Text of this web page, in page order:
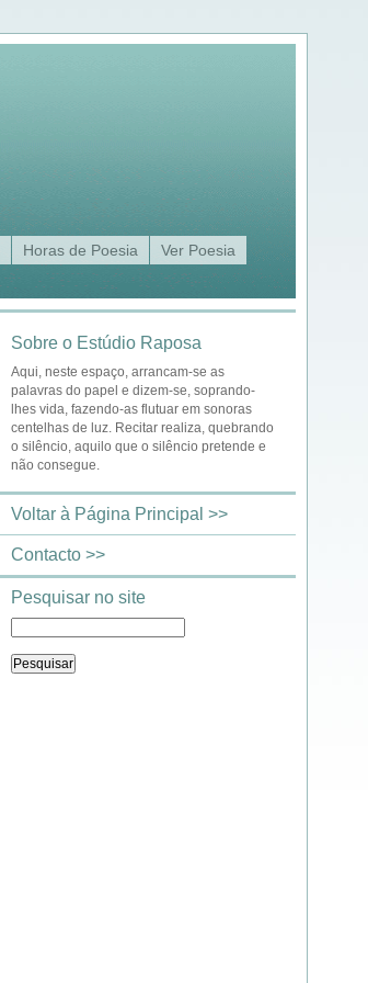
Horas de Poesia Ver Poesia
Sobre o Estúdio Raposa
Aqui, neste espaço, arrancam-se as
palavras do papel e dizem-se, soprando-
lhes vida, fazendo-as flutuar em sonoras
centelhas de luz. Recitar realiza, quebrando
o silêncio, aquilo que o silêncio pretende e
não consegue.
Voltar à Página Principal >>
Contacto >>
Pesquisar no site